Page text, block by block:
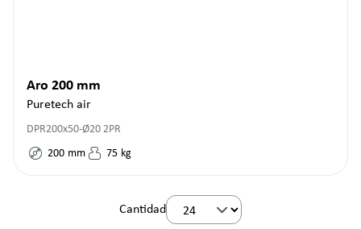
Aro 200 mm
Puretech air
DPR200x50-Ø20 2PR
200 mm 75 kg
Cantidad